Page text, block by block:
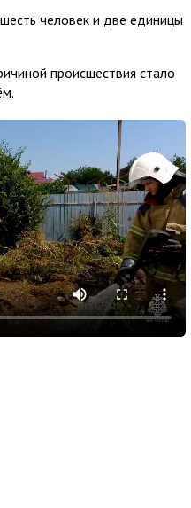
человек и две единицы
происшествия стало